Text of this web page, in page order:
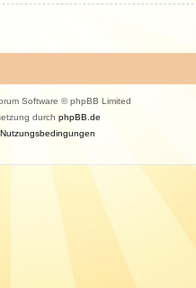
Software © phpBB Limited
durch phpBB.de
Nutzungsbedingungen